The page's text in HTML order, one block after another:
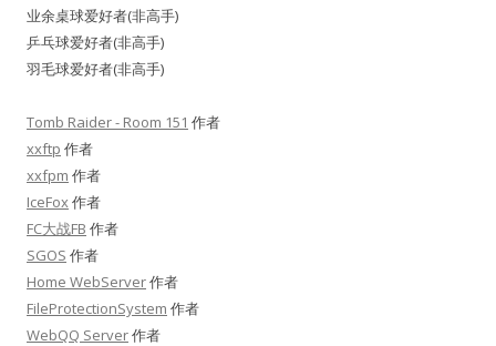
业余桌球爱好者(非高手)
乒乓球爱好者(非高手)
羽毛球爱好者(非高手)
Tomb Raider - Room 151 作者
xxftp 作者
xxfpm 作者
IceFox作者
FC大战FB 作者
SGOS 作者
Home WebServer作者
FileProtectionSystem 作者
WebQQ Server作者